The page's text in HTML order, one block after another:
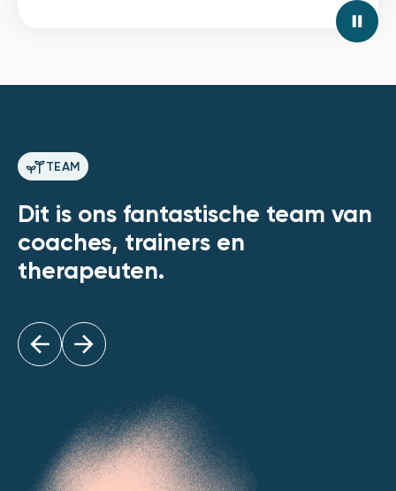
TEAM
Dit is ons fantastische team van
coaches, trainers en
therapeuten.